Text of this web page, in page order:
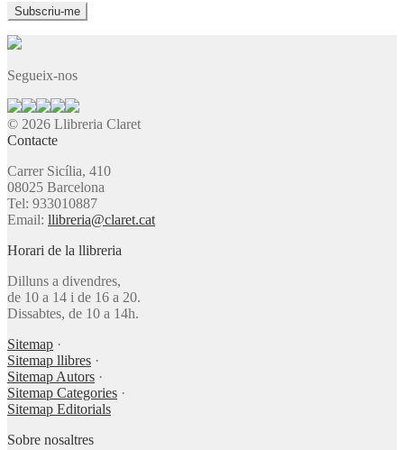
Segueix-nos
© 2026 Llibreria Claret
Contacte
Carrer Sicília, 410
08025 Barcelona
Tel: 933010887
Email: llibreria@claret.cat
Horari de la llibreria
Dilluns a divendres,
de 10 a 14 i de 16 a 20.
Dissabtes, de 10 a 14h.
Sitemap ·
Sitemap llibres ·
Sitemap Autors ·
Sitemap Categories ·
Sitemap Editorials
Sobre nosaltres